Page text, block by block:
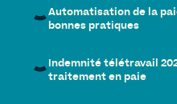
Automatisation de la
bonnes pratiques
Indemnité télétravail
traitement en paie